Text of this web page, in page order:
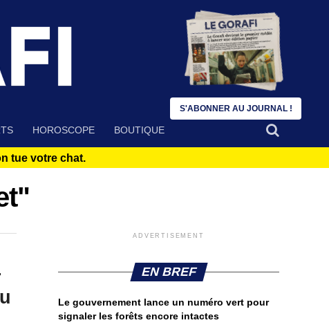
HOROSCOPE BOUTIQUE
tue votre chat.
ADVERTISEMENT
EN BREF
Le gouvernement lance un numéro vert pour
signaler les forêts encore intactes
S'ABONNER AU JOURNAL !